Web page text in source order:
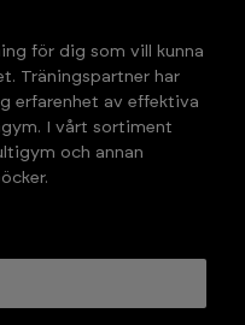
för dig som vill kunna
Träningspartner har
erfarenhet av effektiva
I vårt sortiment
och annan